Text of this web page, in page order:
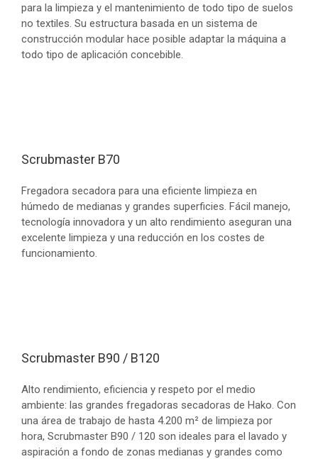
para la limpieza y el mantenimiento de todo tipo de suelos
no textiles. Su estructura basada en un sistema de
construcción modular hace posible adaptar la máquina a
todo tipo de aplicación concebible.
Scrubmaster B70
Fregadora secadora para una eficiente limpieza en
húmedo de medianas y grandes superficies. Fácil manejo,
tecnología innovadora y un alto rendimiento aseguran una
excelente limpieza y una reducción en los costes de
funcionamiento.
Scrubmaster B90 / B120
Alto rendimiento, eficiencia y respeto por el medio
ambiente: las grandes fregadoras secadoras de Hako. Con
una área de trabajo de hasta 4.200 m² de limpieza por
hora, Scrubmaster B90 / 120 son ideales para el lavado y
aspiración a fondo de zonas medianas y grandes como